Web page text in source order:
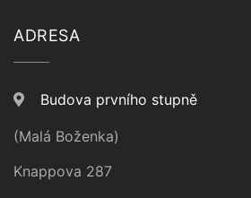
ADRESA
Budova prvního stupně
(Malá Boženka)
Knappova 287